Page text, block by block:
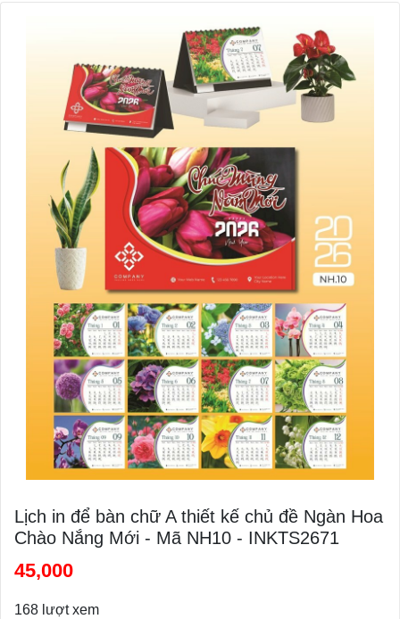
Lịch in để bàn chữ A thiết kế chủ đề Ngàn Hoa
Chào Nắng Mới - Mã NH10 - INKTS2671
45,000
168 lượt xem